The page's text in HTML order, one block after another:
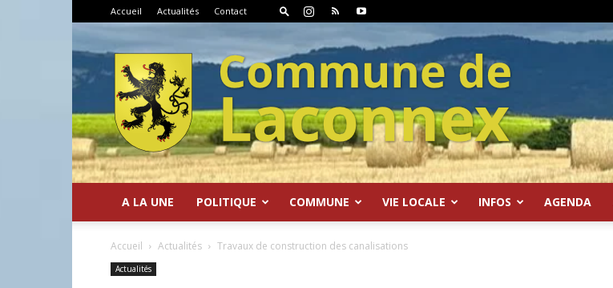
Accueil Actualités Contact
A LA UNE POLITIQUE COMMUNE VIE LOCALE INFOS AGENDA
Accueil Actualités Travaux de construction des canalisations
Actualités